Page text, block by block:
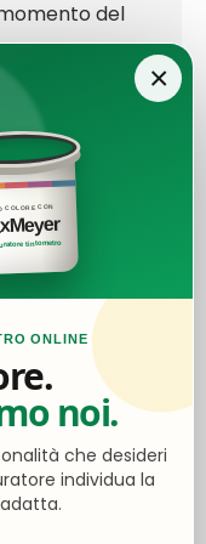
del
5 stelle.
tutte >
×
COLORE CON
tintometro
ONLINE
noi.
che desideri
individua la